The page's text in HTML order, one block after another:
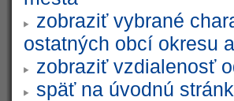
zobraziť vybrané
ostatných obcí okresu
zobraziť vzdialenosť
späť na úvodnú